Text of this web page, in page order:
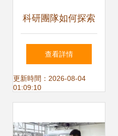
科研團隊如何探索
商業化落地 這家語
音AI公司用十年科
查看詳情
更新時間：2026-08-04
01:09:10